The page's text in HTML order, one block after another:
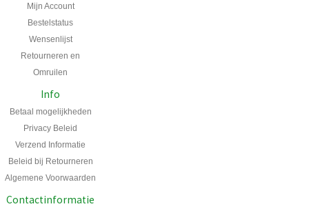
Mijn Account
Bestelstatus
Wensenlijst
Retourneren en
Omruilen
Info
Betaal mogelijkheden
Privacy Beleid
Verzend Informatie
Beleid bij Retourneren
Algemene Voorwaarden
Contactinformatie